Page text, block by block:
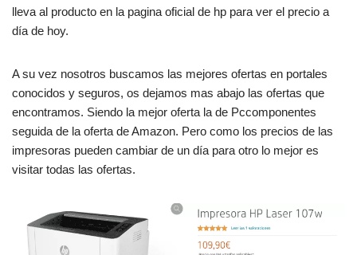
lleva al producto en la pagina oficial de hp para ver el precio a
día de hoy.
A su vez nosotros buscamos las mejores ofertas en portales
conocidos y seguros, os dejamos mas abajo las ofertas que
encontramos. Siendo la mejor oferta la de Pccomponentes
seguida de la oferta de Amazon. Pero como los precios de las
impresoras pueden cambiar de un día para otro lo mejor es
visitar todas las ofertas.